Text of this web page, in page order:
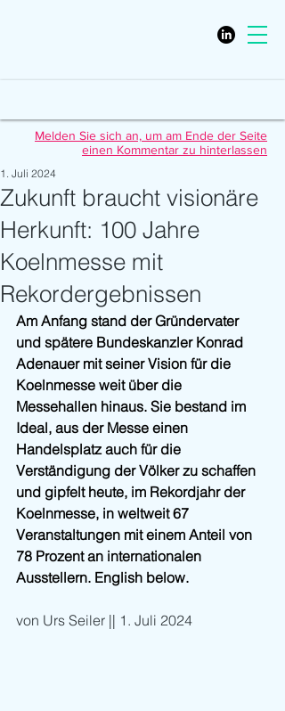
Melden Sie sich an, um am Ende der Seite
einen Kommentar zu hinterlassen
Zukunft braucht visionäre
Herkunft: 100 Jahre
Koelnmesse mit
Rekordergebnissen
1. Juli 2024
Am Anfang stand der Gründervater
und spätere Bundeskanzler Konrad
Adenauer mit seiner Vision für die
Koelnmesse weit über die
Messehallen hinaus. Sie bestand im
Ideal, aus der Messe einen
Handelsplatz auch für die
Verständigung der Völker zu schaffen
und gipfelt heute, im Rekordjahr der
Koelnmesse, in weltweit 67
Veranstaltungen mit einem Anteil von
78 Prozent an internationalen
Ausstellern. English below.
von Urs Seiler || 1. Juli 2024